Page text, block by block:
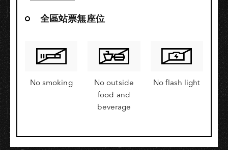
全區站票無座位
No smoking
No outside
food and
beverage
No flash light